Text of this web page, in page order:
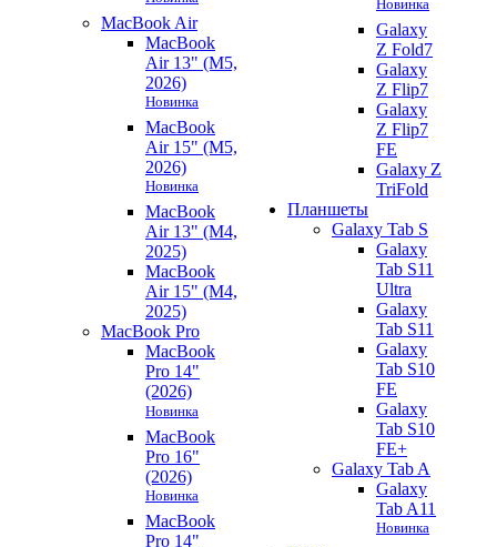
MacBook Air
MacBook
Air 13" (M5,
2026)
Новинка
MacBook
Air 15" (M5,
2026)
Новинка
MacBook
Air 13" (M4,
2025)
MacBook
Air 15" (M4,
2025)
MacBook Pro
MacBook
Pro 14"
(2026)
Новинка
MacBook
Pro 16"
(2026)
Новинка
MacBook
Pro 14"
Новинка
Galaxy
Z Fold7
Galaxy
Z Flip7
Galaxy
Z Flip7
FE
Galaxy Z
TriFold
Планшеты
Galaxy Tab S
Galaxy
Tab S11
Ultra
Galaxy
Tab S11
Galaxy
Tab S10
FE
Galaxy
Tab S10
FE+
Galaxy Tab A
Galaxy
Tab A11
Новинка